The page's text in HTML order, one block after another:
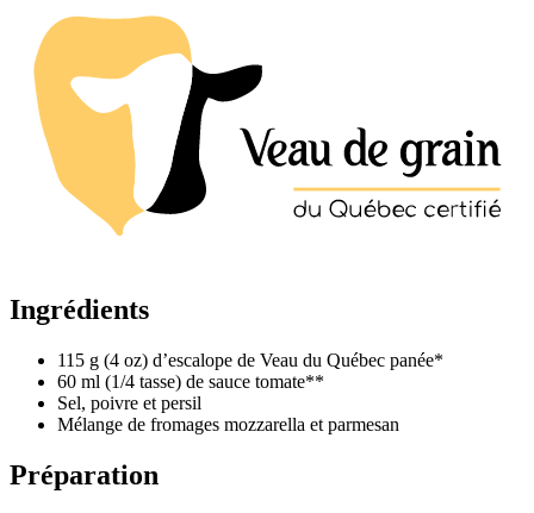
Ingrédients
115 g (4 oz) d’escalope de Veau du Québec panée*
60 ml (1/4 tasse) de sauce tomate**
Sel, poivre et persil
Mélange de fromages mozzarella et parmesan
Préparation